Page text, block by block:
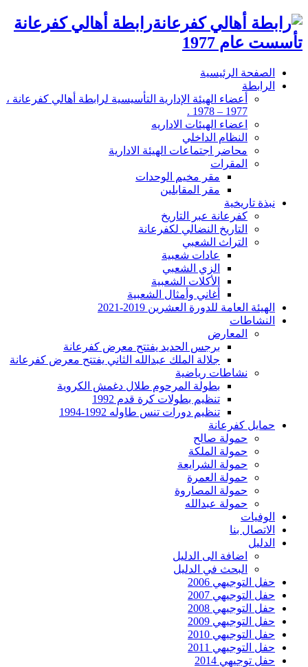
رابطة أهالي كفرعانة
تأسست عام 1977
الصفحة الرئيسية
الرابطة
أعضاء الهيئة الإدارية التأسيسية لرابطة أهالي كفرعانة ،
1977 – 1978 .
اعضاء الهيئات الاداريه
النظام الداخلي
محاضر اجتماعات الهيئة الادارية
المقرات
مقر مخيم الوحدات
مقر المقابلين
نبذة تاريخية
كفرعانة عبر التاريخ
التاريخ النضالي لكفرعانة
التراث الشعبي
عادات شعبية
الزي الشعبي
الأكلات الشعبية
أغاني وأمثال الشعبية
الهيئة العامة للدورة العشرين 2019-2021
النشاطات
المعارض
برجس الحديد يفتتح معرض كفرعانة
جلالة الملك عبدالله الثاني يفتتح معرض كفرعانة
نشاطات رياضية
بطولة المرحوم طلال دغمش الكروية
تنظيم بطولات كرة قدم 1992
تنظيم دورات تنس طاوله 1992-1994
حمايل كفرعانة
حمولة صالح
حمولة الملكة
حمولة الشرايعة
حمولة العمرة
حمولة المصاروة
حمولة عبدالله
الوفيات
الاتصال بنا
الدليل
اضافة الى الدليل
البحث في الدليل
حفل التوجيهي 2006
حفل التوجيهي 2007
حفل التوجيهي 2008
حفل التوجيهي 2009
حفل التوجيهي 2010
حفل التوجيهي 2011
حفل توجيهي 2014